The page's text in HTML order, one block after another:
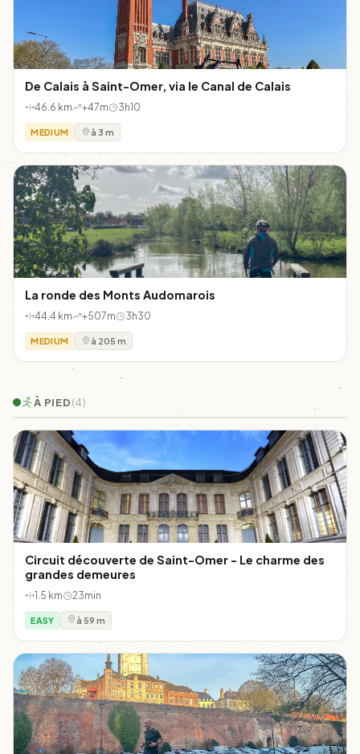
De Calais à Saint-Omer, via le Canal de Calais
46.6 km +47m 3h10
MEDIUM à 3 m
La ronde des Monts Audomarois
44.4 km +507m 3h30
MEDIUM à 205 m
À PIED(4)
Circuit découverte de Saint-Omer - Le charme des
grandes demeures
1.5 km 23min
EASY à 59 m